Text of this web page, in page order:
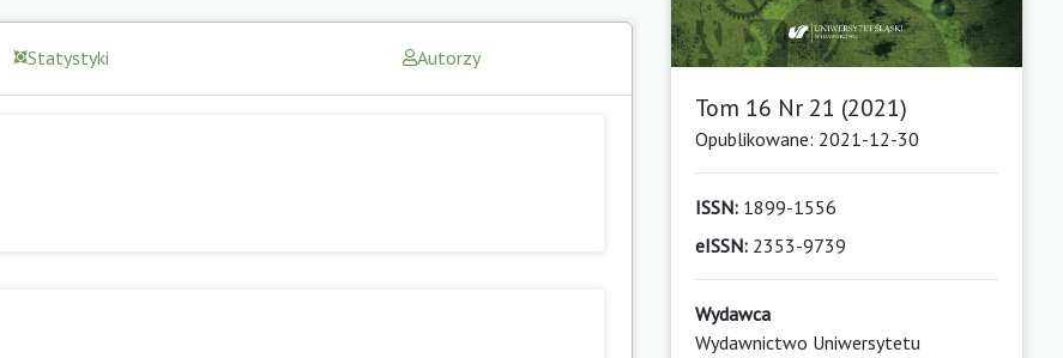
Statystyki Autorzy
Tom 16 Nr 21 (2021)
Opublikowane: 2021-12-30
ISSN:1899-1556
eISSN:2353-9739
Wydawca
Wydawnictwo Uniwersytetu